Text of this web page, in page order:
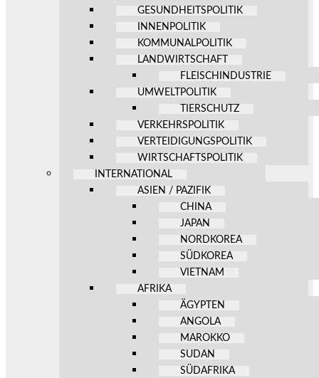
GESUNDHEITSPOLITIK
INNENPOLITIK
KOMMUNALPOLITIK
LANDWIRTSCHAFT
FLEISCHINDUSTRIE
UMWELTPOLITIK
TIERSCHUTZ
VERKEHRSPOLITIK
VERTEIDIGUNGSPOLITIK
WIRTSCHAFTSPOLITIK
INTERNATIONAL
ASIEN / PAZIFIK
CHINA
JAPAN
NORDKOREA
SÜDKOREA
VIETNAM
AFRIKA
ÄGYPTEN
ANGOLA
MAROKKO
SUDAN
SÜDAFRIKA